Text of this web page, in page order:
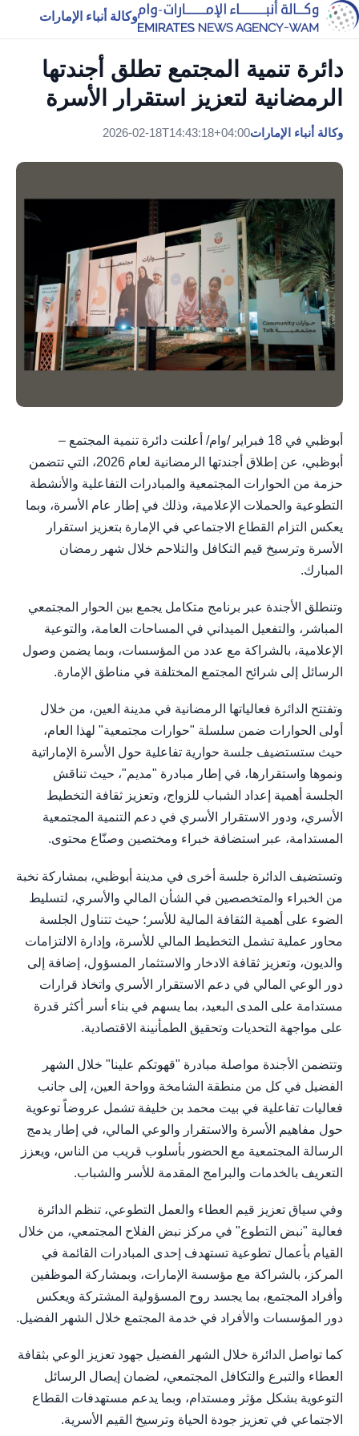
وكالة أنباء الإمارات
دائرة تنمية المجتمع تطلق أجندتها
الرمضانية لتعزيز استقرار الأسرة
وكالة أنباء الإمارات2026-02-18T14:43:18+04:00
أبوظبي في 18 فبراير /وام/ أعلنت دائرة تنمية المجتمع –
أبوظبي، عن إطلاق أجندتها الرمضانية لعام 2026، التي تتضمن
حزمة من الحوارات المجتمعية والمبادرات التفاعلية والأنشطة
التطوعية والحملات الإعلامية، وذلك في إطار عام الأسرة، وبما
يعكس التزام القطاع الاجتماعي في الإمارة بتعزيز استقرار
الأسرة وترسيخ قيم التكافل والتلاحم خلال شهر رمضان
المبارك.
وتنطلق الأجندة عبر برنامج متكامل يجمع بين الحوار المجتمعي
المباشر، والتفعيل الميداني في المساحات العامة، والتوعية
الإعلامية، بالشراكة مع عدد من المؤسسات، وبما يضمن وصول
الرسائل إلى شرائح المجتمع المختلفة في مناطق الإمارة.
وتفتتح الدائرة فعالياتها الرمضانية في مدينة العين، من خلال
أولى الحوارات ضمن سلسلة "حوارات مجتمعية" لهذا العام،
حيث ستستضيف جلسة حوارية تفاعلية حول الأسرة الإماراتية
ونموها واستقرارها، في إطار مبادرة "مديم"، حيث تناقش
الجلسة أهمية إعداد الشباب للزواج، وتعزيز ثقافة التخطيط
الأسري، ودور الاستقرار الأسري في دعم التنمية المجتمعية
المستدامة، عبر استضافة خبراء ومختصين وصنّاع محتوى.
وتستضيف الدائرة جلسة أخرى في مدينة أبوظبي، بمشاركة نخبة
من الخبراء والمتخصصين في الشأن المالي والأسري، لتسليط
الضوء على أهمية الثقافة المالية للأسر؛ حيث تتناول الجلسة
محاور عملية تشمل التخطيط المالي للأسرة، وإدارة الالتزامات
والديون، وتعزيز ثقافة الادخار والاستثمار المسؤول، إضافة إلى
دور الوعي المالي في دعم الاستقرار الأسري واتخاذ قرارات
مستدامة على المدى البعيد، بما يسهم في بناء أسر أكثر قدرة
على مواجهة التحديات وتحقيق الطمأنينة الاقتصادية.
وتتضمن الأجندة مواصلة مبادرة "قهوتكم علينا" خلال الشهر
الفضيل في كل من منطقة الشامخة وواحة العين، إلى جانب
فعاليات تفاعلية في بيت محمد بن خليفة تشمل عروضاً توعوية
حول مفاهيم الأسرة والاستقرار والوعي المالي، في إطار يدمج
الرسالة المجتمعية مع الحضور بأسلوب قريب من الناس، ويعزز
التعريف بالخدمات والبرامج المقدمة للأسر والشباب.
وفي سياق تعزيز قيم العطاء والعمل التطوعي، تنظم الدائرة
فعالية "نبض التطوع" في مركز نبض الفلاح المجتمعي، من خلال
القيام بأعمال تطوعية تستهدف إحدى المبادرات القائمة في
المركز، بالشراكة مع مؤسسة الإمارات، وبمشاركة الموظفين
وأفراد المجتمع، بما يجسد روح المسؤولية المشتركة ويعكس
دور المؤسسات والأفراد في خدمة المجتمع خلال الشهر الفضيل.
كما تواصل الدائرة خلال الشهر الفضيل جهود تعزيز الوعي بثقافة
العطاء والتبرع والتكافل المجتمعي، لضمان إيصال الرسائل
التوعوية بشكل مؤثر ومستدام، وبما يدعم مستهدفات القطاع
الاجتماعي في تعزيز جودة الحياة وترسيخ القيم الأسرية.